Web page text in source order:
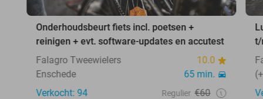
Onderhoudsbeurt fiets incl. poetsen +
reinigen + evt. software-updates en accutest
Falagro Tweewielers
10.0
Enschede
65 min.
Verkocht: 94
Regulier €60
t/